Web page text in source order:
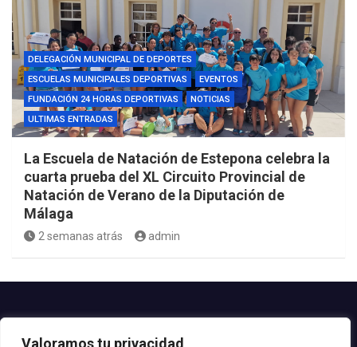
Valoramos tu privacidad
DELEGACIÓN MUNICIPAL DE DEPORTES
ESCUELAS MUNICIPALES DEPORTIVAS
EVENTOS
FUNDACIÓN 24 HORAS DEPORTIVAS
NOTICIAS
ULTIMAS ENTRADAS
La Escuela de Natación de Estepona celebra la
cuarta prueba del XL Circuito Provincial de
Natación de Verano de la Diputación de
Málaga
2 semanas atrás admin
Teléfono: 952.80.24.44